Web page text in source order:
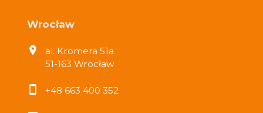
Wrocław
al. Kromera 51a
51-163 Wrocław
+48 663 400 352